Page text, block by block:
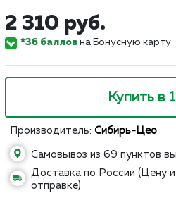
2 310 руб.
*36 баллов на Бонусную карту
Купить в
Производитель: Сибирь-Цео
Самовывоз из 69 пунктов
Доставка по России (Цену
отправке)